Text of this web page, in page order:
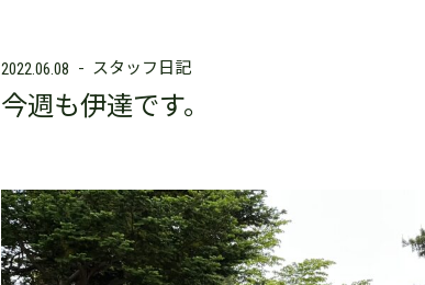
2022.06.08 スタッフ日記
今週も伊達です。